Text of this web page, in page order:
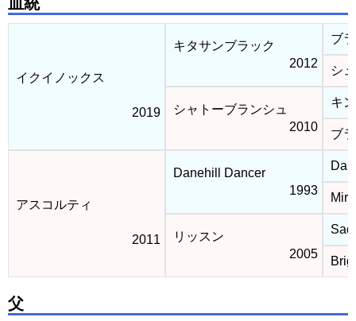
イクイノックス
2019
キタサンブラック
2012
ブ
シ
シャトーブランシュ
2010
キ
ブ
アスコルティ
2011
Danehill Dancer
1993
リッスン
2005
父